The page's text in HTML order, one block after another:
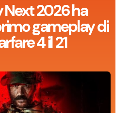
Next 2026 ha
gameplay di
4 il 21